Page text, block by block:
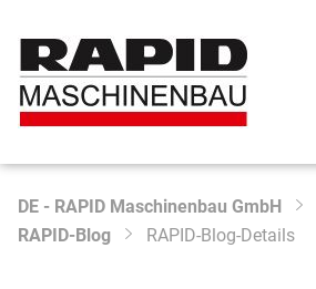
Type 2 or more characters for results.
Start
DE - RAPID Maschinenbau GmbH
RAPID-Blog
RAPID-Blog-Details